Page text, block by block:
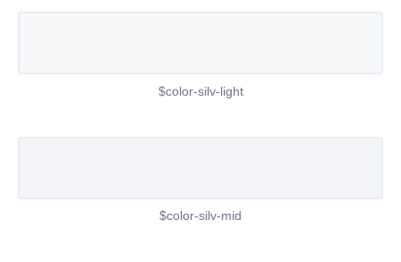
$color-silv-light
$color-silv-mid